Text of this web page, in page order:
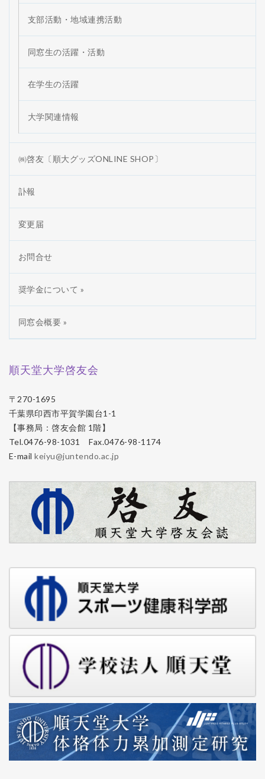
支部活動・地域連携活動
同窓生の活躍・活動
在学生の活躍
大学関連情報
㈱啓友〔順大グッズONLINE SHOP〕
訃報
変更届
お問合せ
奨学金について »
同窓会概要 »
順天堂大学啓友会
〒270-1695
千葉県印西市平賀学園台1-1
【事務局：啓友会館 1階】
Tel.0476-98-1031 Fax.0476-98-1174
E-mailkeiyu@juntendo.ac.jp